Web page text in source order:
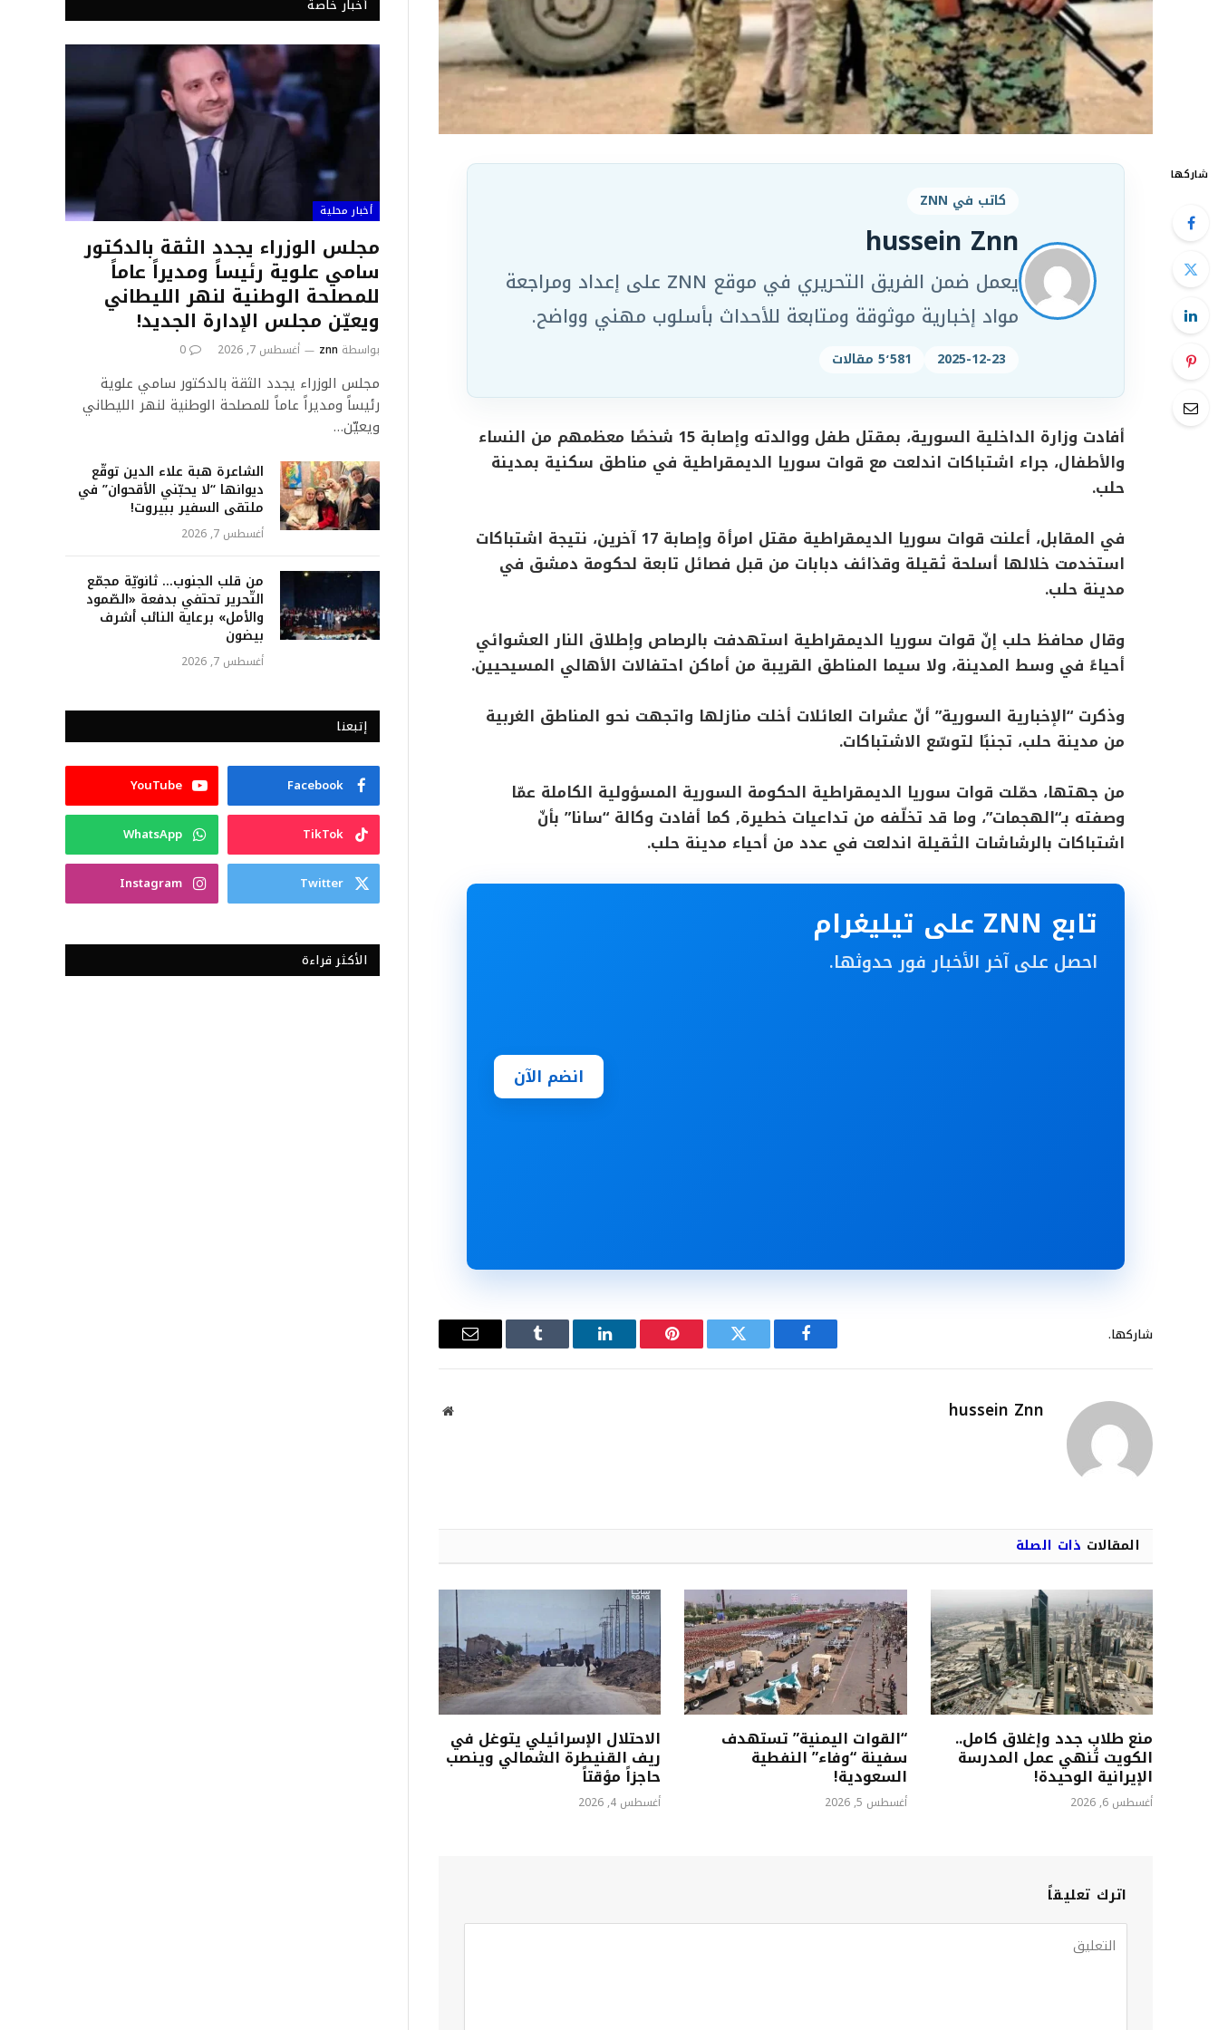
شاركها
كاتب في ZNN
hussein Znn
يعمل ضمن الفريق التحريري في موقع ZNN على إعداد ومراجعة
مواد إخبارية موثوقة ومتابعة للأحداث بأسلوب مهني وواضح.
2025-12-23 5٬581 مقالات
أفادت وزارة الداخلية السورية، بمقتل طفل ووالدته وإصابة 15 شخصًا معظمهم من النساء
والأطفال، جراء اشتباكات اندلعت مع قوات سوريا الديمقراطية في مناطق سكنية بمدينة
حلب.
في المقابل، أعلنت قوات سوريا الديمقراطية مقتل امرأة وإصابة 17 آخرين، نتيجة اشتباكات
استخدمت خلالها أسلحة ثقيلة وقذائف دبابات من قبل فصائل تابعة لحكومة دمشق في
مدينة حلب.
وقال محافظ حلب إنّ قوات سوريا الديمقراطية استهدفت بالرصاص وإطلاق النار العشوائي
أحياءً في وسط المدينة، ولا سيما المناطق القريبة من أماكن احتفالات الأهالي المسيحيين.
وذكرت “الإخبارية السورية” أنّ عشرات العائلات أخلت منازلها واتجهت نحو المناطق الغربية
من مدينة حلب، تجنبًا لتوسّع الاشتباكات.
من جهتها، حمّلت قوات سوريا الديمقراطية الحكومة السورية المسؤولية الكاملة عمّا
وصفته بـ“الهجمات”، وما قد تخلّفه من تداعيات خطيرة, كما أفادت وكالة “سانا” بأنّ
اشتباكات بالرشاشات الثقيلة اندلعت في عدد من أحياء مدينة حلب.
تابع ZNN على تيليغرام
احصل على آخر الأخبار فور حدوثها.
انضم الآن
شاركها.
فيسبوك تويتر بينتيريستلينكدإن Tumblr
البريد
hussein Znn
موقع
المقالات ذات الصلة
منع طلاب جدد وإغلاق كامل..
الكويت تُنهي عمل المدرسة
الإيرانية الوحيدة!
أغسطس 6, 2026
“القوات اليمنية” تستهدف
سفينة “وفاء” النفطية
السعودية!
أغسطس 5, 2026
الاحتلال الإسرائيلي يتوغل في
ريف القنيطرة الشمالي وينصب
حاجزاً مؤقتاً
أغسطس 4, 2026
اترك تعليقاً
أخبار خاصة
أخبار محلية
مجلس الوزراء يجدد الثقة بالدكتور
سامي علوية رئيساً ومديراً عاماً
للمصلحة الوطنية لنهر الليطاني
ويعيّن مجلس الإدارة الجديد!
بواسطة znn أغسطس 7, 2026 0
مجلس الوزراء يجدد الثقة بالدكتور سامي علوية
رئيساً ومديراً عاماً للمصلحة الوطنية لنهر الليطاني
ويعيّن…
الشاعرة هبة علاء الدين توقّع
ديوانها “لا يحبّني الأقحوان” في
ملتقى السفير ببيروت!
أغسطس 7, 2026
من قلب الجنوب… ثانويّة مجمّع
التّحرير تحتفي بدفعة «الصّمود
والأمل» برعاية النائب أشرف
بيضون
أغسطس 7, 2026
إتبعنا
Facebook
YouTube
TikTok
WhatsApp
Twitter
Instagram
الأكثر قراءة